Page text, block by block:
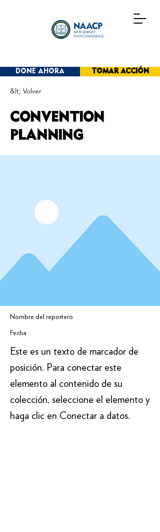
DONE AHORA TOMAR ACCIÓN
&lt; Volver
CONVENTION
PLANNING
Nombre del reportero
Fecha
Este es un texto de marcador de
posición. Para conectar este
elemento al contenido de su
colección, seleccione el elemento y
haga clic en Conectar a datos.